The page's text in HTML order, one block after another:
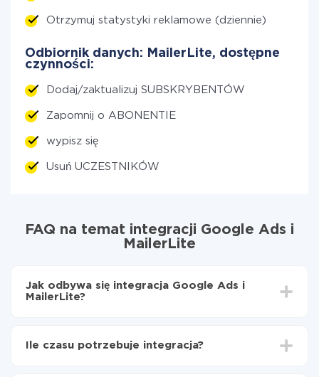
Otrzymuj statystyki reklamowe (dziennie)
Odbiornik danych: MailerLite, dostępne
czynności:
Dodaj/zaktualizuj SUBSKRYBENTÓW
Zapomnij o ABONENTIE
wypisz się
Usuń UCZESTNIKÓW
FAQ na temat integracji Google Ads i
MailerLite
Jak odbywa się integracja Google Ads i
MailerLite?
MailerLite
Ile czasu potrzebuje integracja?